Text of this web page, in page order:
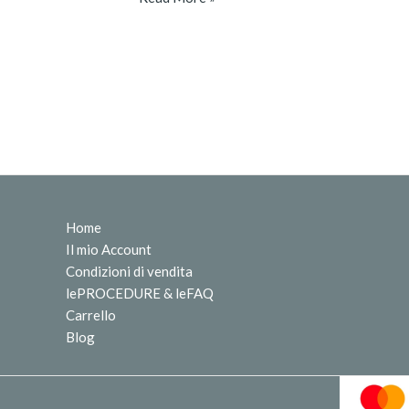
Home
Il mio Account
Condizioni di vendita
lePROCEDURE & leFAQ
Carrello
Blog